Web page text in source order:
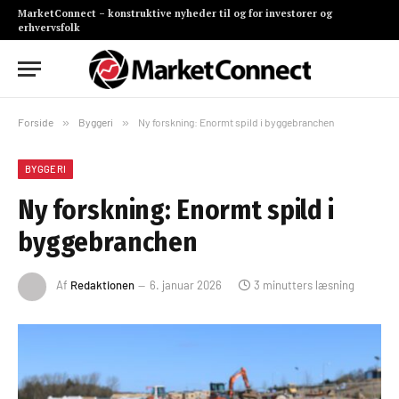
MarketConnect – konstruktive nyheder til og for investorer og
erhvervsfolk
Forside » Byggeri » Ny forskning: Enormt spild i byggebranchen
BYGGERI
Ny forskning: Enormt spild i
byggebranchen
Af Redaktionen 6. januar 2026 3 minutters læsning